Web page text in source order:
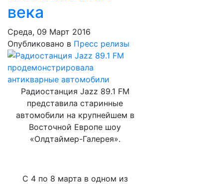
века
Среда, 09 Март 2016
Опубликовано в Пресс релизы
Радиостанция Jazz 89.1 FM
представила старинные
автомобили на крупнейшем в
Восточной Европе шоу
«Олдтаймер-Галерея».
С 4 по 8 марта в одном из